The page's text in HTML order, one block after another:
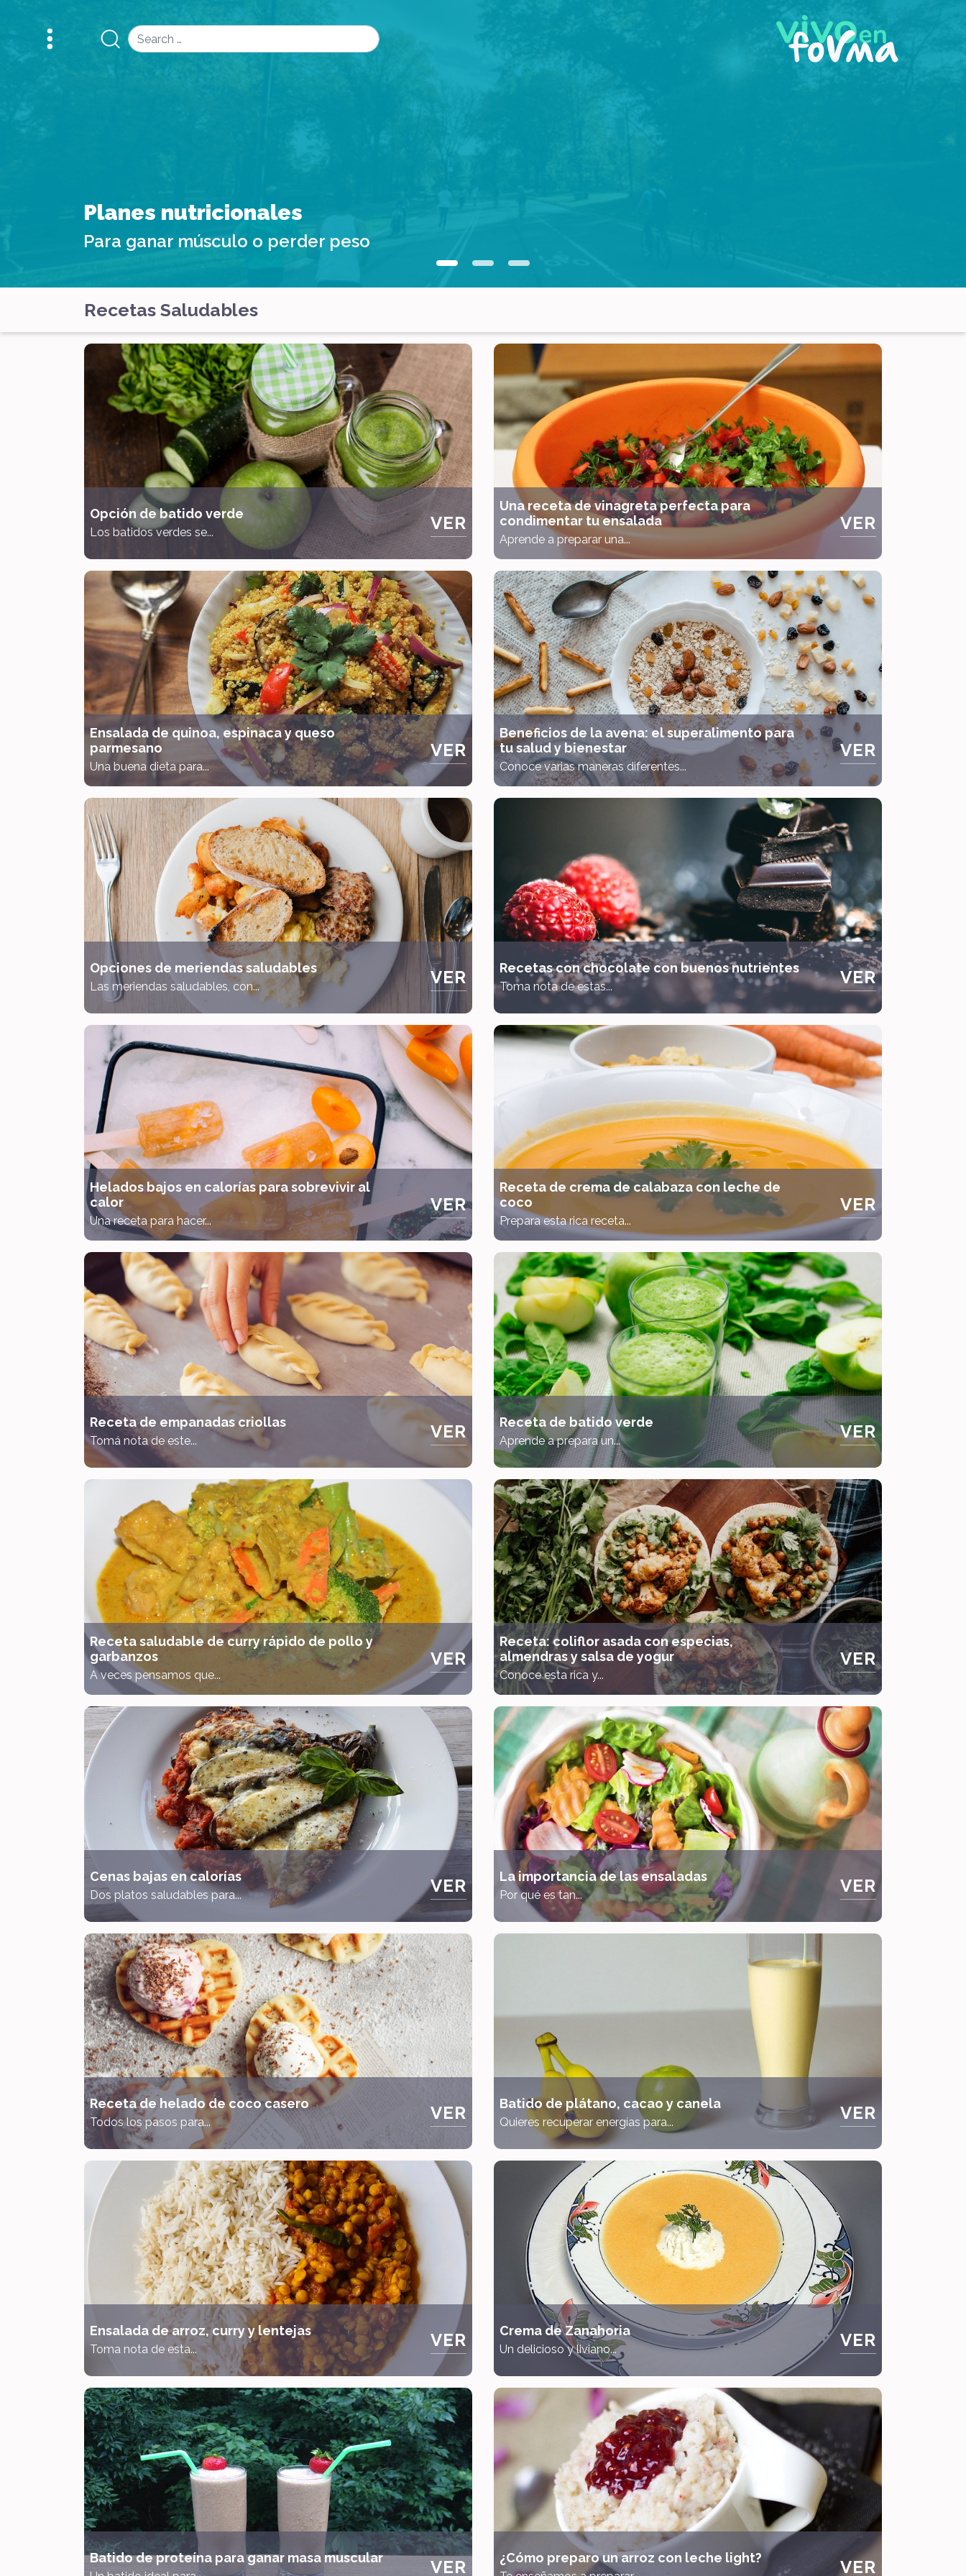
Search
Recetario
Recetas saludables
Recetas Saludables
Opción de batido verde
Los batidos verdes se... VER
Una receta de vinagreta perfecta para
condimentar tu ensalada
Aprende a preparar una...
VER
Ensalada de quinoa, espinaca y queso
parmesano
Una buena dieta para...
VER
Beneficios de la avena: el superalimento para
tu salud y bienestar
Conoce varias maneras diferentes...
VER
Opciones de meriendas saludables
Las meriendas saludables, con... VER Recetas con chocolate con buenos nutrientes
Toma nota de estas... VER
Helados bajos en calorías para sobrevivir al
calor
Una receta para hacer...
VER
Receta de crema de calabaza con leche de
coco
Prepara esta rica receta...
VER
Receta de empanadas criollas
Tomá nota de este... VER Receta de batido verde
Aprende a prepara un... VER
Receta saludable de curry rápido de pollo y
garbanzos
A veces pensamos que...
VER
Receta: coliflor asada con especias,
almendras y salsa de yogur
Conoce esta rica y...
VER
Cenas bajas en calorías
Dos platos saludables para... VER La importancia de las ensaladas
Por qué es tan... VER
Receta de helado de coco casero
Todos los pasos para... VER Batido de plátano, cacao y canela
Quieres recuperar energías para... VER
Ensalada de arroz, curry y lentejas
Toma nota de esta... VER Crema de Zanahoria
Un delicioso y liviano... VER
Batido de proteína para ganar masa muscular VER ¿Cómo preparo un arroz con leche light? VER